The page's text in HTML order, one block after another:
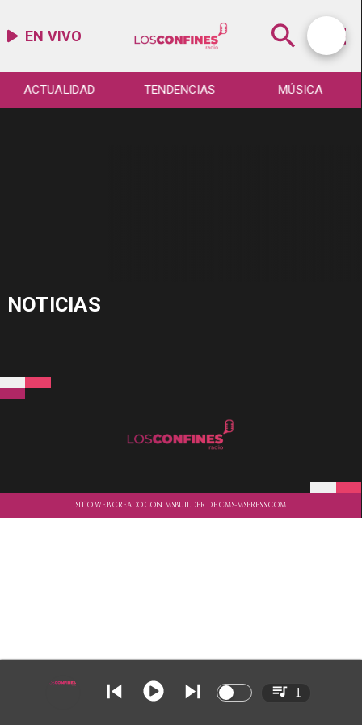
EN VIVO
ACTUALIDAD TENDENCIAS MÚSICA
NOTICIAS
SITIO WEB CREADO CON MSBUILDER DE CMS-MSPRESS.COM
1